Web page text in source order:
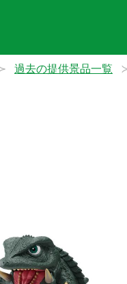
過去の提供景品一覧